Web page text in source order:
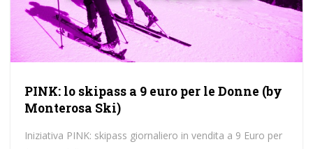
PINK: lo skipass a 9 euro per le Donne (by
Monterosa Ski)
Iniziativa PINK: skipass giornaliero in vendita a 9 Euro per